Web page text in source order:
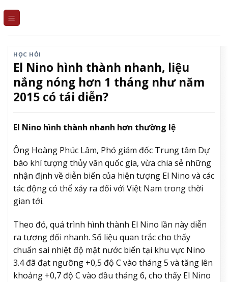
HỌC HỎI
El Nino hình thành nhanh, liệu
nắng nóng hơn 1 tháng như năm
2015 có tái diễn?
El Nino hình thành nhanh hơn thường lệ
Ông Hoàng Phúc Lâm, Phó giám đốc Trung tâm Dự
báo khí tượng thủy văn quốc gia, vừa chia sẻ những
nhận định về diễn biến của hiện tượng El Nino và các
tác động có thể xảy ra đối với Việt Nam trong thời
gian tới.
Theo đó, quá trình hình thành El Nino lần này diễn
ra tương đối nhanh. Số liệu quan trắc cho thấy
chuẩn sai nhiệt độ mặt nước biển tại khu vực Nino
3.4 đã đạt ngưỡng +0,5 độ C vào tháng 5 và tăng lên
khoảng +0,7 độ C vào đầu tháng 6, cho thấy El Nino